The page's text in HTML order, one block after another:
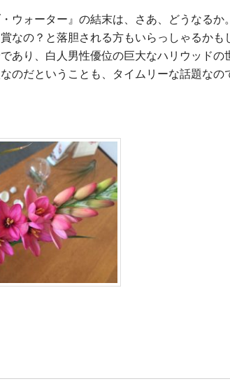
ウォーター』の結末は、さあ、どうなるか。
なの？と落胆される方もいらっしゃるかも
あり、白人男性優位の巨大なハリウッド
のだということも、タイムリーな話題なの